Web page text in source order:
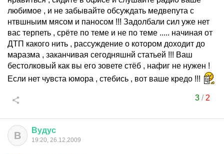
любимое , и не забывайте обсуждать медвепута с
нтвшныим мясом и паносом !!! Задолбали сил уже нет
вас терпеть , срёте по теме и не по теме ..... начиная от
ДТП какого нить , рассуждение о котором доходит до
маразма , заканчивая сегодняшнй статьей !!! Ваш
бестолковый как вы его зовете стёб , нафиг не нужен !
Если нет чувста юмора , стебись , вот ваше кредо !!!
3/ 2
В Вудус
19:20, 26.12.2009